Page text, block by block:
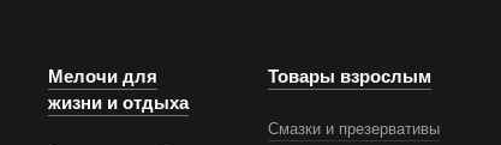
Мелочи для
жизни и отдыха
Товары взрослым
Смазки и презервативы